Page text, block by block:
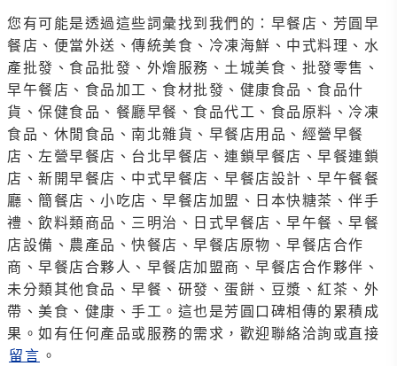
您有可能是透過這些詞彙找到我們的：早餐店、芳圓早
餐店、便當外送、傳統美食、冷凍海鮮、中式料理、水
產批發、食品批發、外燴服務、土城美食、批發零售、
早午餐店、食品加工、食材批發、健康食品、食品什
貨、保健食品、餐廳早餐、食品代工、食品原料、冷凍
食品、休閒食品、南北雜貨、早餐店用品、經營早餐
店、左營早餐店、台北早餐店、連鎖早餐店、早餐連鎖
店、新開早餐店、中式早餐店、早餐店設計、早午餐餐
廳、簡餐店、小吃店、早餐店加盟、日本快糖茶、伴手
禮、飲料類商品、三明治、日式早餐店、早午餐、早餐
店設備、農產品、快餐店、早餐店原物、早餐店合作
商、早餐店合夥人、早餐店加盟商、早餐店合作夥伴、
未分類其他食品、早餐、研發、蛋餅、豆漿、紅茶、外
帶、美食、健康、手工。這也是芳圓口碑相傳的累積成
果。如有任何產品或服務的需求，歡迎聯絡洽詢或直接
留言 。